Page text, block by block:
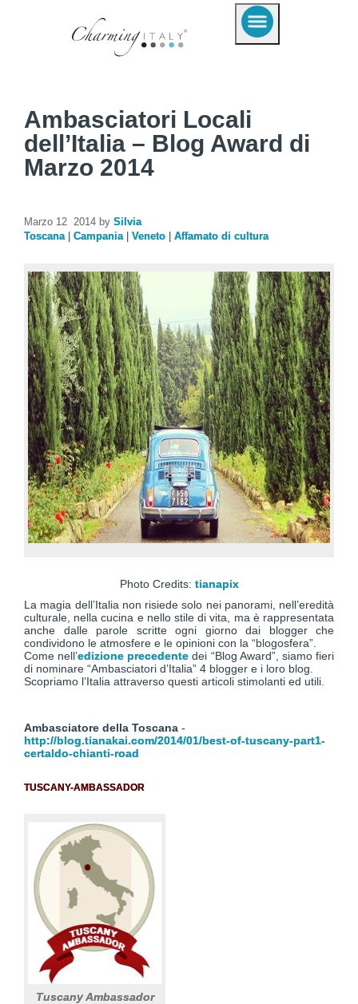
Ambasciatori Locali
dell’Italia – Blog Award di
Marzo 2014
Marzo 12 2014 by Silvia
Toscana
Campania Veneto Affamato di cultura
Photo Credits: tianapix
La magia dell’Italia non risiede solo nei panorami, nell’eredità
culturale, nella cucina e nello stile di vita, ma è rappresentata
anche dalle parole scritte ogni giorno dai blogger che
condividono le atmosfere e le opinioni con la “blogosfera”.
Come nell’edizione precedente dei “Blog Award”, siamo fieri
di nominare “Ambasciatori d’Italia” 4 blogger e i loro blog.
Scopriamo l’Italia attraverso questi articoli stimolanti ed utili.
Ambasciatore della Toscana -
http://blog.tianakai.com/2014/01/best-of-tuscany-part1-
certaldo-chianti-road
TUSCANY-AMBASSADOR
Tuscany Ambassador